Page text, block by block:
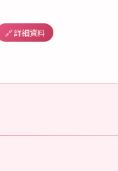
🔗 詳細資料